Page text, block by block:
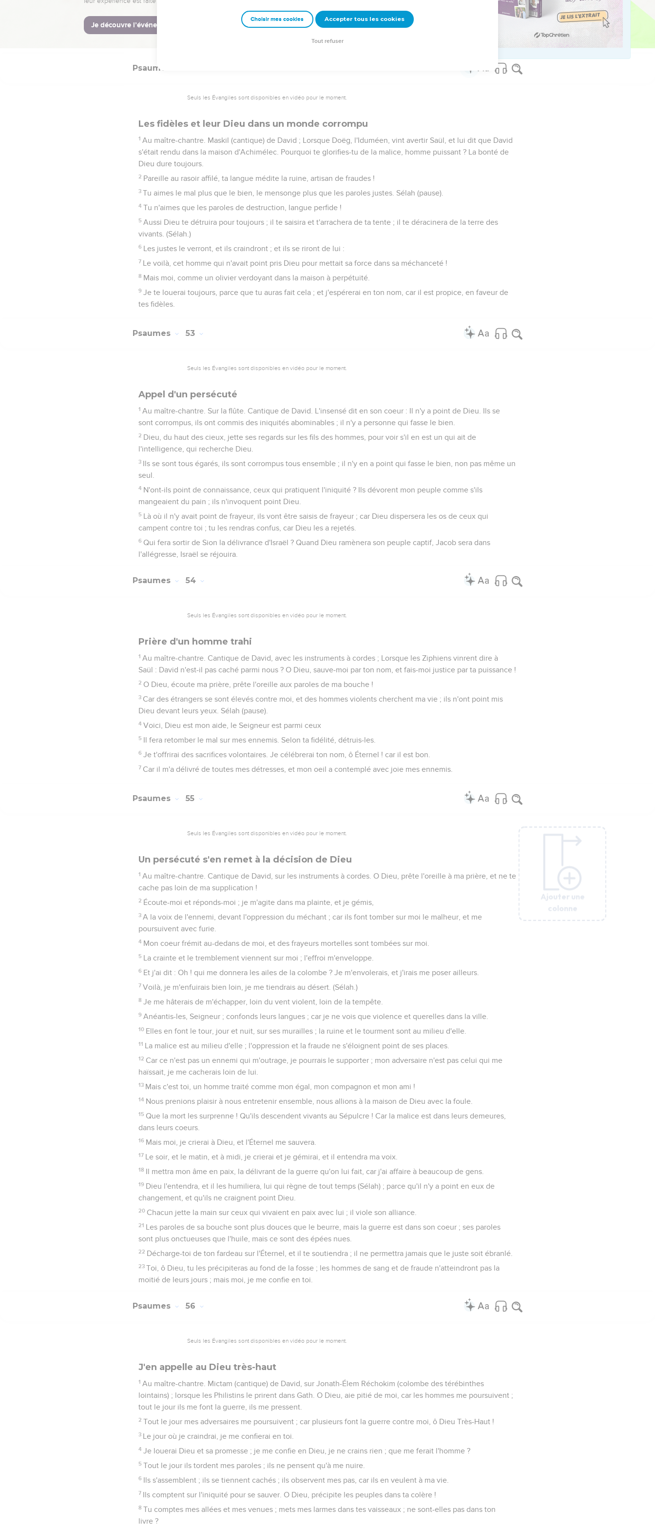
Alors tu prendras plaisir aux sacrifices de justice, à l'holocauste et à la victime entière ; alors on offrira de
jeunes taureaux sur ton autel.
Ajouter une
colonne
Psaumes
Seuls les Évangiles sont disponibles en vidéo pour le moment.
Les fidèles et leur Dieu dans un monde corrompu
1 Au maître-chantre. Maskil (cantique) de David ; Lorsque Doëg, l'Iduméen, vint avertir Saül, et lui dit que David
s'était rendu dans la maison d'Achimélec. Pourquoi te glorifies-tu de la malice, homme puissant ? La bonté de
Dieu dure toujours.
2 Pareille au rasoir affilé, ta langue médite la ruine, artisan de fraudes !
3 Tu aimes le mal plus que le bien, le mensonge plus que les paroles justes. Sélah (pause).
4 Tu n'aimes que les paroles de destruction, langue perfide !
5 Aussi Dieu te détruira pour toujours ; il te saisira et t'arrachera de ta tente ; il te déracinera de la terre des
vivants. (Sélah.)
6 Les justes le verront, et ils craindront ; et ils se riront de lui :
7 Le voilà, cet homme qui n'avait point pris Dieu pour mettait sa force dans sa méchanceté !
8 Mais moi, comme un olivier verdoyant dans la maison à perpétuité.
9 Je te louerai toujours, parce que tu auras fait cela ; et j'espérerai en ton nom, car il est propice, en faveur de
tes fidèles.
Ajouter une
colonne
Psaumes 53
Seuls les Évangiles sont disponibles en vidéo pour le moment.
Appel d'un persécuté
1 Au maître-chantre. Sur la flûte. Cantique de David. L'insensé dit en son coeur : Il n'y a point de Dieu. Ils se
sont corrompus, ils ont commis des iniquités abominables ; il n'y a personne qui fasse le bien.
2 Dieu, du haut des cieux, jette ses regards sur les fils des hommes, pour voir s'il en est un qui ait de
l'intelligence, qui recherche Dieu.
3 Ils se sont tous égarés, ils sont corrompus tous ensemble ; il n'y en a point qui fasse le bien, non pas même un
seul.
4 N'ont-ils point de connaissance, ceux qui pratiquent l'iniquité ? Ils dévorent mon peuple comme s'ils
mangeaient du pain ; ils n'invoquent point Dieu.
5 Là où il n'y avait point de frayeur, ils vont être saisis de frayeur ; car Dieu dispersera les os de ceux qui
campent contre toi ; tu les rendras confus, car Dieu les a rejetés.
6 Qui fera sortir de Sion la délivrance d'Israël ? Quand Dieu ramènera son peuple captif, Jacob sera dans
l'allégresse, Israël se réjouira.
Ajouter une
colonne
Psaumes 54
Seuls les Évangiles sont disponibles en vidéo pour le moment.
Prière d'un homme trahi
1 Au maître-chantre. Cantique de David, avec les instruments à cordes ; Lorsque les Ziphiens vinrent dire à
Saül : David n'est-il pas caché parmi nous ? O Dieu, sauve-moi par ton nom, et fais-moi justice par ta puissance !
2 O Dieu, écoute ma prière, prête l'oreille aux paroles de ma bouche !
3 Car des étrangers se sont élevés contre moi, et des hommes violents cherchent ma vie ; ils n'ont point mis
Dieu devant leurs yeux. Sélah (pause).
4 Voici, Dieu est mon aide, le Seigneur est parmi ceux
5 Il fera retomber le mal sur mes ennemis. Selon ta fidélité, détruis-les.
6 Je t'offrirai des sacrifices volontaires. Je célébrerai ton nom, ô Éternel ! car il est bon.
7 Car il m'a délivré de toutes mes détresses, et mon oeil a contemplé avec joie mes ennemis.
Ajouter une
colonne
Psaumes 55
Seuls les Évangiles sont disponibles en vidéo pour le moment.
Un persécuté s'en remet à la décision de Dieu
1 Au maître-chantre. Cantique de David, sur les instruments à cordes. O Dieu, prête l'oreille à ma prière, et ne te
cache pas loin de ma supplication !
2 Écoute-moi et réponds-moi ; je m'agite dans ma plainte, et je gémis,
3 A la voix de l'ennemi, devant l'oppression du méchant ; car ils font tomber sur moi le malheur, et me
poursuivent avec furie.
4 Mon coeur frémit au-dedans de moi, et des frayeurs mortelles sont tombées sur moi.
5 La crainte et le tremblement viennent sur moi ; l'effroi m'enveloppe.
6 Et j'ai dit : Oh ! qui me donnera les ailes de la colombe ? Je m'envolerais, et j'irais me poser ailleurs.
7 Voilà, je m'enfuirais bien loin, je me tiendrais au désert. (Sélah.)
8 Je me hâterais de m'échapper, loin du vent violent, loin de la tempête.
9 Anéantis-les, Seigneur ; confonds leurs langues ; car je ne vois que violence et querelles dans la ville.
10 Elles en font le tour, jour et nuit, sur ses murailles ; la ruine et le tourment sont au milieu d'elle.
11 La malice est au milieu d'elle ; l'oppression et la fraude ne s'éloignent point de ses places.
12 Car ce n'est pas un ennemi qui m'outrage, je pourrais le supporter ; mon adversaire n'est pas celui qui me
haïssait, je me cacherais loin de lui.
13 Mais c'est toi, un homme traité comme mon égal, mon compagnon et mon ami !
14 Nous prenions plaisir à nous entretenir ensemble, nous allions à la maison de Dieu avec la foule.
15 Que la mort les surprenne ! Qu'ils descendent vivants au Sépulcre ! Car la malice est dans leurs demeures,
dans leurs coeurs.
16 Mais moi, je crierai à Dieu, et l'Éternel me sauvera.
17 Le soir, et le matin, et à midi, je crierai et je gémirai, et il entendra ma voix.
18 Il mettra mon âme en paix, la délivrant de la guerre qu'on lui fait, car j'ai affaire à beaucoup de gens.
19 Dieu l'entendra, et il les humiliera, lui qui règne de tout temps (Sélah) ; parce qu'il n'y a point en eux de
changement, et qu'ils ne craignent point Dieu.
20 Chacun jette la main sur ceux qui vivaient en paix avec lui ; il viole son alliance.
21 Les paroles de sa bouche sont plus douces que le beurre, mais la guerre est dans son coeur ; ses paroles
sont plus onctueuses que l'huile, mais ce sont des épées nues.
22 Décharge-toi de ton fardeau sur l'Éternel, et il te soutiendra ; il ne permettra jamais que le juste soit ébranlé.
23 Toi, ô Dieu, tu les précipiteras au fond de la fosse ; les hommes de sang et de fraude n'atteindront pas la
moitié de leurs jours ; mais moi, je me confie en toi.
Ajouter une
colonne
Psaumes 56
Seuls les Évangiles sont disponibles en vidéo pour le moment.
J'en appelle au Dieu très-haut
1 Au maître-chantre. Mictam (cantique) de David, sur Jonath-Élem Réchokim (colombe des térébinthes
lointains) ; lorsque les Philistins le prirent dans Gath. O Dieu, aie pitié de moi, car les hommes me poursuivent ;
tout le jour ils me font la guerre, ils me pressent.
2 Tout le jour mes adversaires me poursuivent ; car plusieurs font la guerre contre moi, ô Dieu Très-Haut !
3 Le jour où je craindrai, je me confierai en toi.
4 Je louerai Dieu et sa promesse ; je me confie en Dieu, je ne crains rien ; que me ferait l'homme ?
5 Tout le jour ils tordent mes paroles ; ils ne pensent qu'à me nuire.
6 Ils s'assemblent ; ils se tiennent cachés ; ils observent mes pas, car ils en veulent à ma vie.
7 Ils comptent sur l'iniquité pour se sauver. O Dieu, précipite les peuples dans ta colère !
8 Tu comptes mes allées et mes venues ; mets mes larmes dans tes vaisseaux ; ne sont-elles pas dans ton
livre ?
Ajouter une
colonne
Ajouter une
colonne
Ajouter une
colonne
Ajouter une
colonne
Ajouter une
colonne
Choisir mes cookies Accepter tous les cookies
Tout refuser